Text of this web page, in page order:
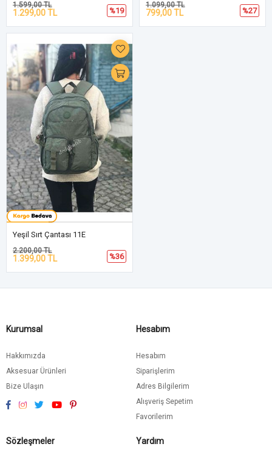
1.299,00 TL
1.599,00 TL
%19 799,00 TL
1.099,00 TL
%27
Yeşil Sırt Çantası 11E
1.399,00 TL
2.200,00 TL
%36
Kurumsal
Hakkımızda
Aksesuar Ürünleri
Bize Ulaşın
Hesabım
Hesabım
Siparişlerim
Adres Bilgilerim
Alışveriş Sepetim
Favorilerim
Sözleşmeler Yardım